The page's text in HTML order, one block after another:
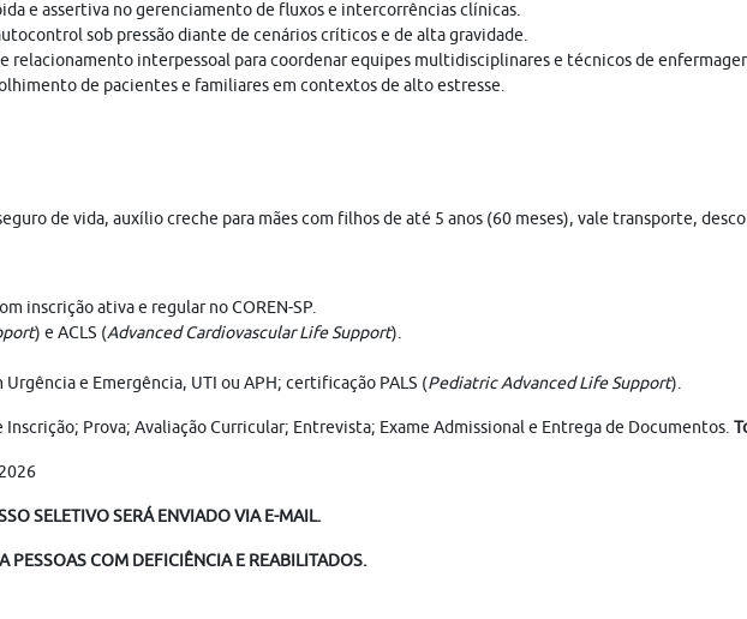
e assertiva no gerenciamento de fluxos e intercorrências clínicas.
sob pressão diante de cenários críticos e de alta gravidade.
relacionamento interpessoal para coordenar equipes multidisciplinares e técnicos de
de pacientes e familiares em contextos de alto estresse.
de vida, auxílio creche para mães com filhos de até 5 anos (60 meses), vale transporte,
inscrição ativa e regular no COREN-SP.
) e ACLS (Advanced Cardiovascular Life Support).
e Emergência, UTI ou APH; certificação PALS (Pediatric Advanced Life Support).
Prova; Avaliação Curricular; Entrevista; Exame Admissional e Entrega de Documentos.
SELETIVO SERÁ ENVIADO VIA E-MAIL.
PESSOAS COM DEFICIÊNCIA E REABILITADOS.